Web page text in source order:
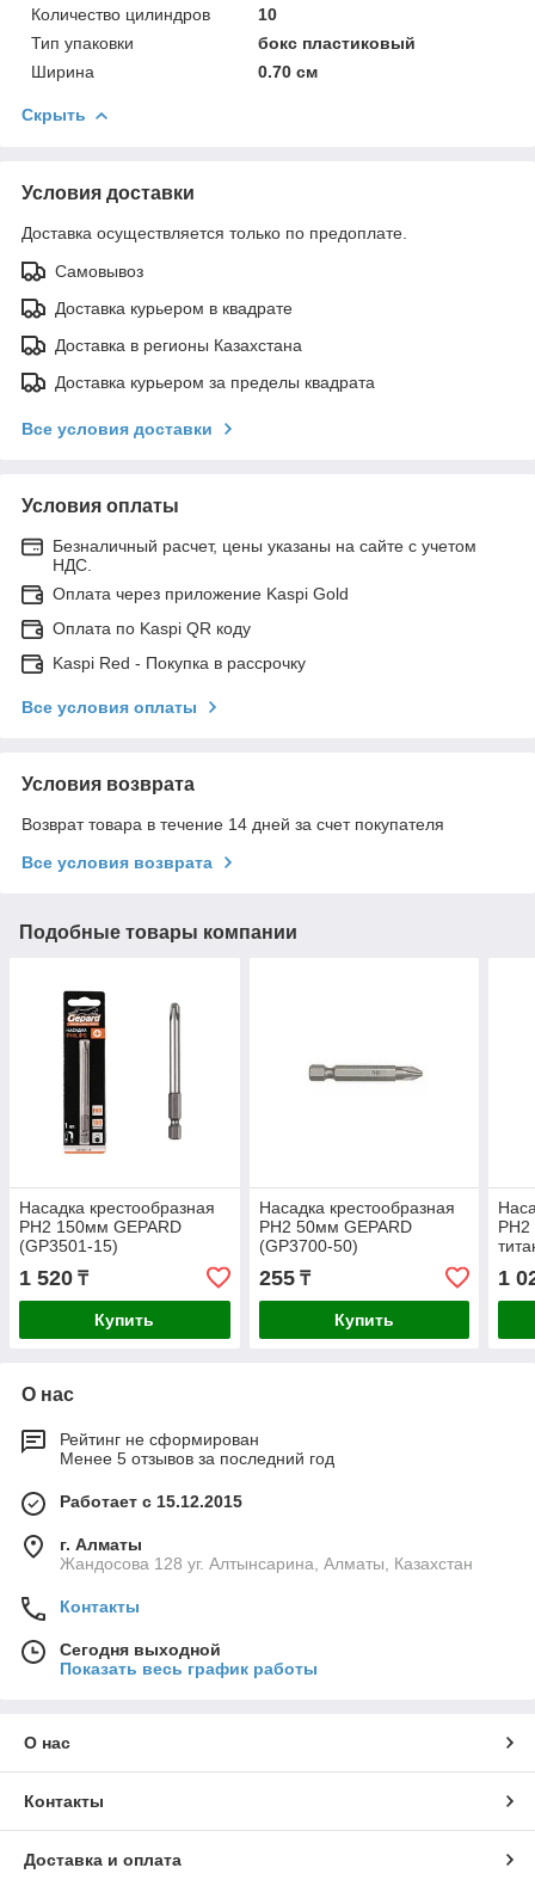
Количество цилиндров
10
Тип упаковки
бокс пластиковый
Ширина
0.70 см
Скрыть
Условия доставки
Доставка осуществляется только по предоплате.
Самовывоз
Доставка курьером в квадрате
Доставка в регионы Казахстана
Доставка курьером за пределы квадрата
Все условия доставки
Условия оплаты
Безналичный расчет, цены указаны на сайте с учетом
НДС.
Оплата через приложение Kaspi Gold
Оплата по Kaspi QR коду
Kaspi Red - Покупка в рассрочку
Все условия оплаты
Условия возврата
Возврат товара в течение 14 дней за счет покупателя
Все условия возврата
Подобные товары компании
Насадка крестообразная
PH2 150мм GEPARD
(GP3501-15)
1 520 ₸
Купить
Насадка крестообразная
PH2 50мм GEPARD
(GP3700-50)
255₸
Купить
1
О нас
Рейтинг не сформирован
Менее 5 отзывов за последний год
Работает с 15.12.2015
г. Алматы
Жандосова 128 уг. Алтынсарина, Алматы, Казахстан
Контакты
Сегодня выходной
Показать весь график работы
О нас
Контакты
Доставка и оплата